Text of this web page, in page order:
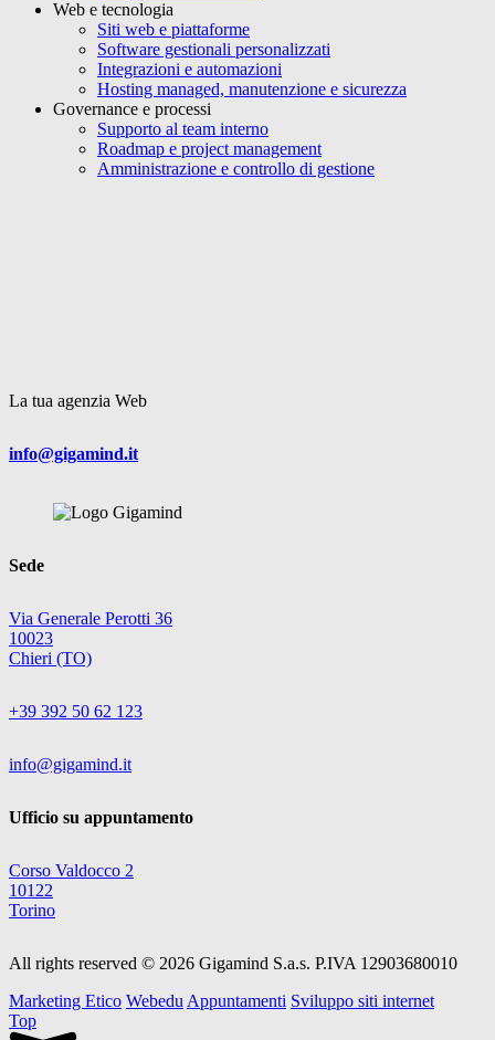
Web e tecnologia
Siti web e piattaforme
Software gestionali personalizzati
Integrazioni e automazioni
Hosting managed, manutenzione e sicurezza
Governance e processi
Supporto al team interno
Roadmap e project management
Amministrazione e controllo di gestione
La tua agenzia Web
info@gigamind.it
Sede
Via Generale Perotti 36
10023
Chieri (TO)
+39 392 50 62 123
info@gigamind.it
Ufficio su appuntamento
Corso Valdocco 2
10122
Torino
All rights reserved © 2026 Gigamind S.a.s. P.IVA 12903680010
Marketing Etico Webedu Appuntamenti Sviluppo siti internet
Top